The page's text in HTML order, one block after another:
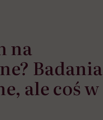
na
Badania
ale coś w